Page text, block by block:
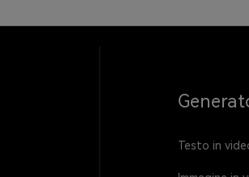
Testo in